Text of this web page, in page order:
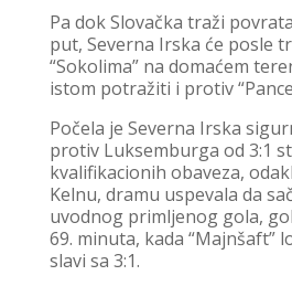
Pa dok Slovačka traži
put, Severna Irska će posle
“Sokolima” na domaćem
istom potražiti i protiv
Počela je Severna Irska
protiv Luksemburga od 3:1
kvalifikacionih obaveza,
Kelnu, dramu uspevala da
uvodnog primljenog gola,
69. minuta, kada “Majnšaft”
slavi sa 3:1.